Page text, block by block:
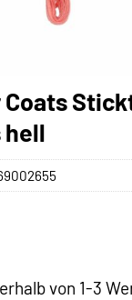
Coats
hell
von 1-3